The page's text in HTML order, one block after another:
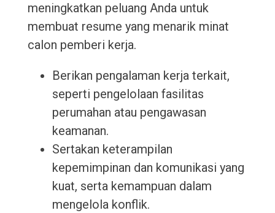
meningkatkan peluang Anda untuk
membuat resume yang menarik minat
calon pemberi kerja.
Berikan pengalaman kerja terkait,
seperti pengelolaan fasilitas
perumahan atau pengawasan
keamanan.
Sertakan keterampilan
kepemimpinan dan komunikasi yang
kuat, serta kemampuan dalam
mengelola konflik.